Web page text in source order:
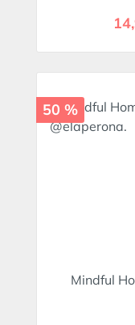
50 %
Mindful